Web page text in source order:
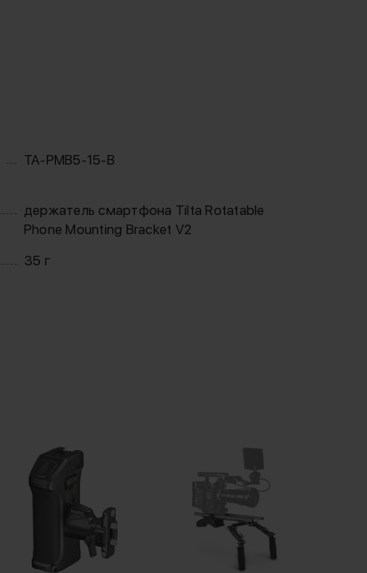
TA-PMB5-15-B
держатель смартфона Tilta Rotatable
Phone Mounting Bracket V2
35 г